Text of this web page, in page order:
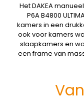
Het DAKEA
P6A B4800
kamers in een
ook voor kamers
slaapkamers en
een frame van